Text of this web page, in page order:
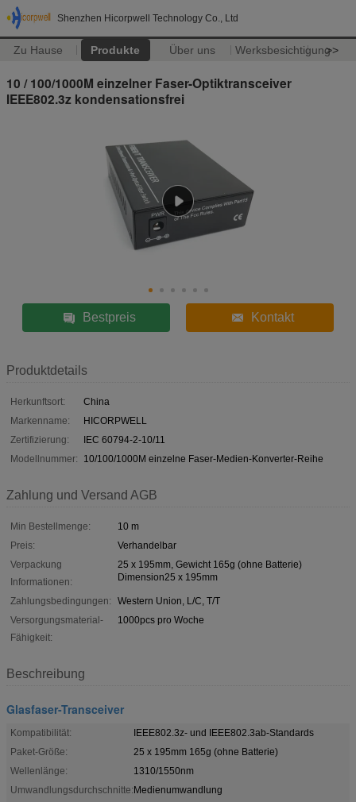
Shenzhen Hicorpwell Technology Co., Ltd
Zu Hause Produkte Über uns Werksbesichtigung>>
10 / 100/1000M einzelner Faser-Optiktransceiver
IEEE802.3z kondensationsfrei
Bestpreis Kontakt
Produktdetails
Herkunftsort:
China
Markenname:
HICORPWELL
Zertifizierung:
IEC 60794-2-10/11
Modellnummer:
10/100/1000M einzelne Faser-Medien-Konverter-Reihe
Zahlung und Versand AGB
Min Bestellmenge:
10 m
Preis:
Verhandelbar
Verpackung
Informationen:
25 x 195mm, Gewicht 165g (ohne Batterie)
Dimension25 x 195mm
Zahlungsbedingungen:
Western Union, L/C, T/T
Versorgungsmaterial-
Fähigkeit:
1000pcs pro Woche
Beschreibung
Glasfaser-Transceiver
Kompatibilität:
IEEE802.3z- und IEEE802.3ab-Standards
Paket-Größe:
25 x 195mm 165g (ohne Batterie)
Wellenlänge:
1310/1550nm
Umwandlungsdurchschnitte:Medienumwandlung